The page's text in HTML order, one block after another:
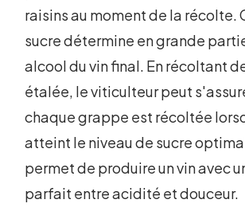
raisins au moment de la récolte.
sucre détermine en grande
alcool du vin final. En récoltant
étalée, le viticulteur peut
chaque grappe est récoltée
atteint le niveau de sucre
permet de produire un vin avec
parfait entre acidité et douceur.